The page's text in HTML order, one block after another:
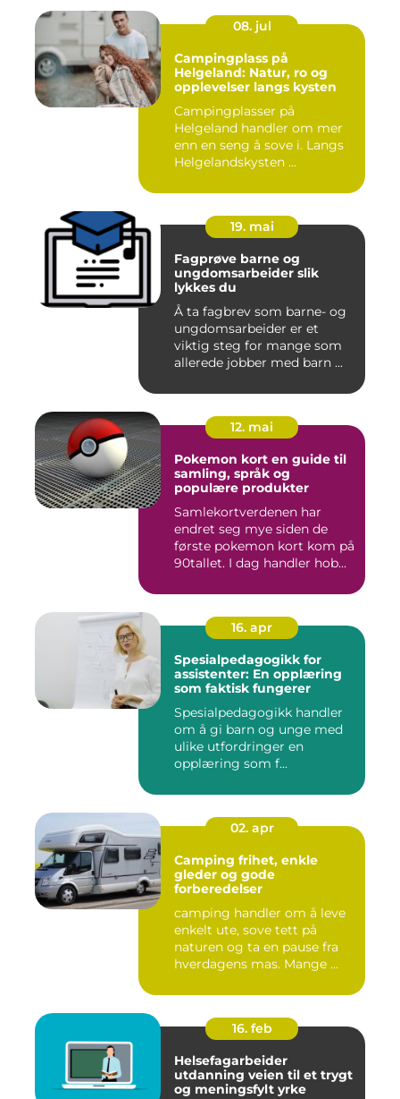
08. jul
Campingplass på
Helgeland: Natur, ro og
opplevelser langs kysten
Campingplasser på
Helgeland handler om mer
enn en seng å sove i. Langs
Helgelandskysten ...
19. mai
Fagprøve barne og
ungdomsarbeider slik
lykkes du
Å ta fagbrev som barne- og
ungdomsarbeider er et
viktig steg for mange som
allerede jobber med barn ...
12. mai
Pokemon kort en guide til
samling, språk og
populære produkter
Samlekortverdenen har
endret seg mye siden de
første pokemon kort kom på
90tallet. I dag handler hob...
16. apr
Spesialpedagogikk for
assistenter: En opplæring
som faktisk fungerer
Spesialpedagogikk handler
om å gi barn og unge med
ulike utfordringer en
opplæring som f...
02. apr
Camping frihet, enkle
gleder og gode
forberedelser
camping handler om å leve
enkelt ute, sove tett på
naturen og ta en pause fra
hverdagens mas. Mange ...
16. feb
Helsefagarbeider
utdanning veien til et trygt
og meningsfylt yrke